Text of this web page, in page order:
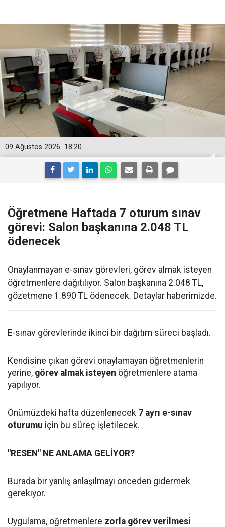
18:20
09 Ağustos 2026
Öğretmene Haftada 7 oturum sınav
görevi: Salon başkanına 2.048 TL
ödenecek
Onaylanmayan e-sınav görevleri, görev almak isteyen
öğretmenlere dağıtılıyor. Salon başkanına 2.048 TL,
gözetmene 1.890 TL ödenecek. Detaylar haberimizde.
E-sınav görevlerinde ikinci bir dağıtım süreci başladı.
Kendisine çıkan görevi onaylamayan öğretmenlerin
yerine, görev almak isteyen öğretmenlere atama
yapılıyor.
Önümüzdeki hafta düzenlenecek 7 ayrı e-sınav
oturumu için bu süreç işletilecek.
"RESEN" NE ANLAMA GELİYOR?
Burada bir yanlış anlaşılmayı önceden gidermek
gerekiyor.
Uygulama, öğretmenlere zorla görev verilmesi